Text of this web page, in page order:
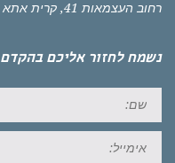
רחוב העצמאות 41, קרית אתא
נשמח לחזור אליכם בהקדם